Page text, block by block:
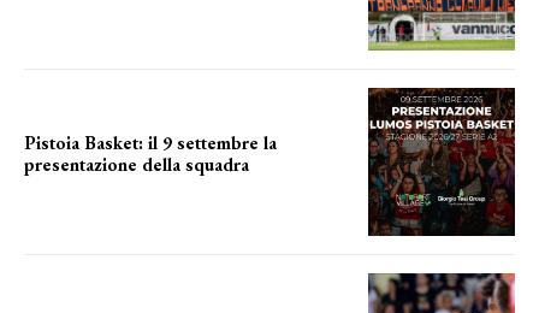
Pistoia Basket: il 9 settembre la
presentazione della squadra